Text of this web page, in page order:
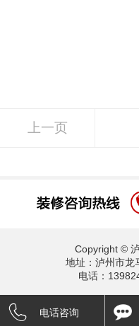
上一页
Copyright ©
地址：泸州市龙
电话：
电话咨询